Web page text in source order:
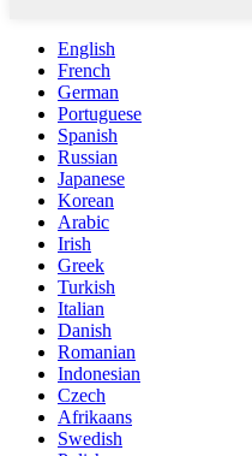
English
French
German
Portuguese
Spanish
Russian
Japanese
Korean
Arabic
Irish
Greek
Turkish
Italian
Danish
Romanian
Indonesian
Czech
Afrikaans
Swedish